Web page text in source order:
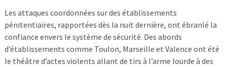
Les attaques coordonnées sur des établissements
pénitentiaires, rapportées dès la nuit dernière, ont ébranlé la
confiance envers le système de sécurité. Des abords
d’établissements comme Toulon, Marseille et Valence ont été
le théâtre d’actes violents allant de tirs à l’arme lourde à des